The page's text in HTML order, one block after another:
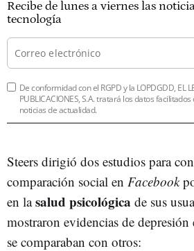
Recibe de lunes a viernes las
tecnología
De conformidad con el RGPD y la LOPDGDD, EL
PUBLICACIONES, S.A. tratará los datos
noticias de actualidad.
Steers dirigió dos estudios para
comparación social en Facebook
en lasalud psicológica de sus
mostraron evidencias de
se comparaban con otros: